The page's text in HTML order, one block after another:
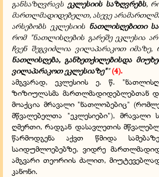
განსაზღვრავს ეკლესიის საზღვრებს,
მართლმადიდებელთ, ასევე
არსებობს ეკლესიისნათლისღებითი
რომ "ნათლისღების გარეშე ეკლესია
ჩვენ შეგვიძლია ვილაპარაკოთ იმაზე,
ნათლისღება, განხეთქილებისდა
ვილაპარაკოთ ეკლესიაზე""(4).
ამგვარად, ეკლესიის ე. წ.
ზიზიულასმა მართლმადიდებლებთან
მოაქცია მრავალი "ნათლობებიც"
მწვალებელთა "ეკლესიები"), მრავალი
ღმერთი, რადგან დასავლეთის
წარმოდგენა აქვთ წმიდა
საიდუმლოებებზე, ვიდრე
ამგვარი თეორიის ძალით,
კანონი.